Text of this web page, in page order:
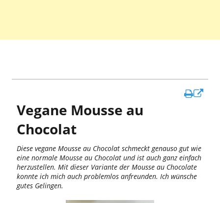
Vegane Mousse au
Chocolat
Diese vegane Mousse au Chocolat schmeckt genauso gut wie
eine normale Mousse au Chocolat und ist auch ganz einfach
herzustellen. Mit dieser Variante der Mousse au Chocolate
konnte ich mich auch problemlos anfreunden. Ich wünsche
gutes Gelingen.